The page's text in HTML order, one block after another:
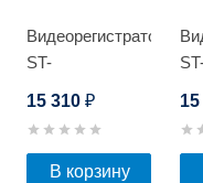
Видеорегистратор
ST-
15 310 ₽
В корзину